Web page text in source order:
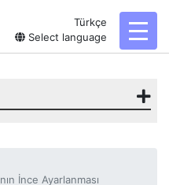
Türkçe
Select language
İnce Ayarlanması